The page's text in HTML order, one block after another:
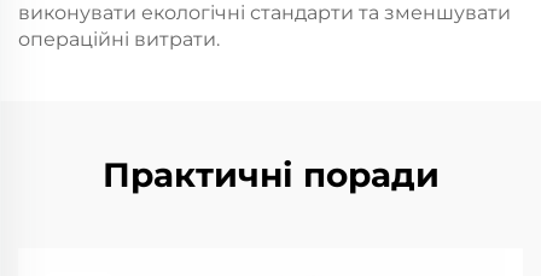
виконувати екологічні стандарти та зменшувати
операційні витрати.
Практичні поради